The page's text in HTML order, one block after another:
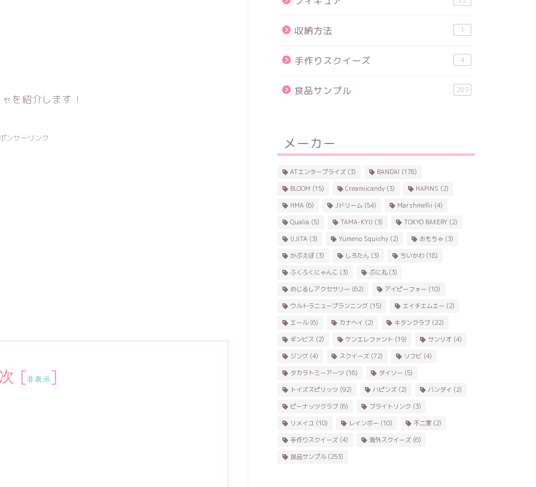
を紹介します！
ンサーリンク
[非表示]
収納方法 1
手作りスクイーズ 4
食品サンプル 287
メーカー
ATエンタープライズ(3) BANDAI (178)
BLOOM (15) Creamiicandy(3) HAPiNS (2)
HMA(6) Jドリーム(54) Marshmellii (4)
Qualia (5) TAMA-KYU (3) TOKYO BAKERY(2)
UJITA(3) Yumeno Squishy(2) おもちゃ (3)
かぷえぼ(3) しろたん(3) ちいかわ(18)
ふくふくにゃんこ (3) ぷに丸(3)
めじるしアクセサリー(62) アイピーフォー(10)
ウルトラニュープランニング(15) エイチエムエー(2)
エール(6) カナヘイ (2) キタンクラブ(22)
ギンビス (2) ケンエレファント(19) サンリオ(4)
ジング(4) スクイーズ(72) ソフビ(4)
タカラトミーアーツ (16) ダイソー(5)
トイズスピリッツ (92) ハピンズ(2) バンダイ (2)
ピーナッツクラブ(6) ブライトリンク (3)
リメイユ(10) レインボー(10) 不二家(2)
手作りスクイーズ(4) 海外スクイーズ(6)
食品サンプル(253)